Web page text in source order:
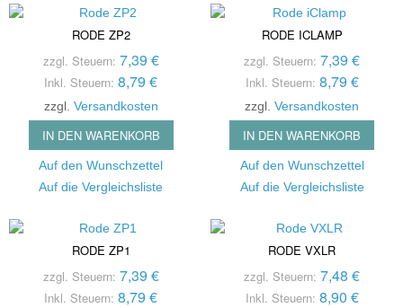
RODE ZP2
zzgl. Steuern: 7,39 €
Inkl. Steuern: 8,79 €
zzgl. Versandkosten
IN DEN WARENKORB
Auf den Wunschzettel
Auf die Vergleichsliste
RODE ICLAMP
zzgl. Steuern: 7,39 €
Inkl. Steuern: 8,79 €
zzgl.Versandkosten
IN DEN WARENKORB
Auf den Wunschzettel
Auf die Vergleichsliste
RODE ZP1
zzgl. Steuern: 7,39 €
Inkl. Steuern: 8,79 €
RODE VXLR
zzgl. Steuern: 7,48 €
Inkl. Steuern: 8,90 €